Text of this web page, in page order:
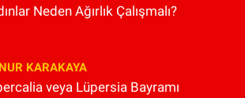
Neden Ağırlık Çalışmalı?
KARAKAYA
veya Lüpersia Bayramı